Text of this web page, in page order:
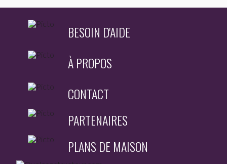
BESOIN D'AIDE
À PROPOS
CONTACT
PARTENAIRES
PLANS DE MAISON